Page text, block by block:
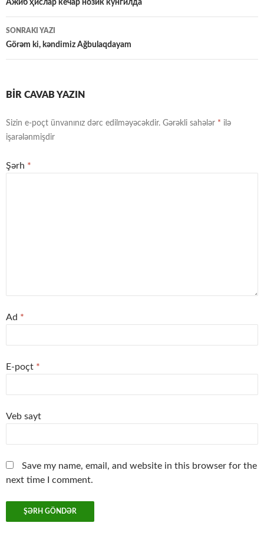
üzrə
naviqasiya
Ажиб ҳислар кечар нозик кўнгилда
SONRAKI YAZI
Görəm ki, kəndimiz Ağbulaqdayam
BIR CAVAB YAZIN
Sizin e-poçt ünvanınız dərc edilməyəcəkdir. Gərəkli sahələr * ilə
işarələnmişdir
Şərh *
Ad *
E-poçt *
Veb sayt
Save my name, email, and website in this browser for the
next time I comment.